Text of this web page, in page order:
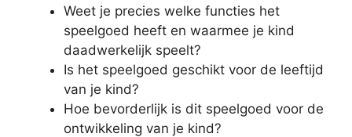
Weet je precies welke functies het
speelgoed heeft en waarmee je kind
daadwerkelijk speelt?
Is het speelgoed geschikt voor de leeftijd
van je kind?
Hoe bevorderlijk is dit speelgoed voor de
ontwikkeling van je kind?